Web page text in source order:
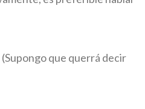
que querrá decir